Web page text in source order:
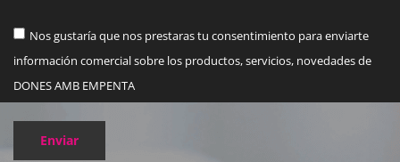
Nos gustaría que nos prestaras tu consentimiento para enviarte
información comercial sobre los productos, servicios, novedades de
DONES AMB EMPENTA
Enviar